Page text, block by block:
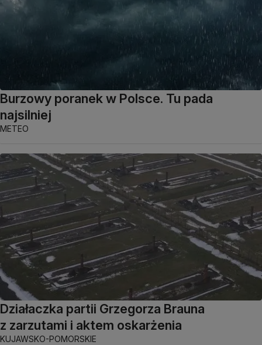
Burzowy poranek w Polsce. Tu pada
najsilniej
METEO
Działaczka partii Grzegorza Brauna
z zarzutami i aktem oskarżenia
KUJAWSKO-POMORSKIE